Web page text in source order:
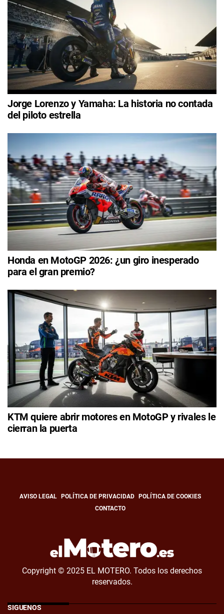
Jorge Lorenzo y Yamaha: La historia no contada
del piloto estrella
Honda en MotoGP 2026: ¿un giro inesperado
para el gran premio?
KTM quiere abrir motores en MotoGP y rivales le
cierran la puerta
AVISO LEGAL POLÍTICA DE PRIVACIDAD
POLÍTICA DE COOKIES
CONTACTO
Copyright © 2025 EL MOTERO. Todos los derechos
reservados.
SÍGUENOS